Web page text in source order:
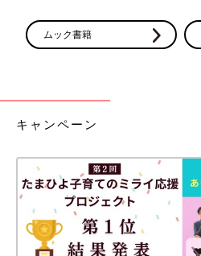
ムック書籍
キャンペーン